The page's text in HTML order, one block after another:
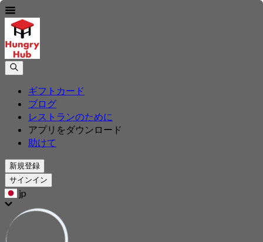
ギフトカード
ブログ
レストランのために
アプリをダウンロード
助けて
新規登録
サインイン
jp